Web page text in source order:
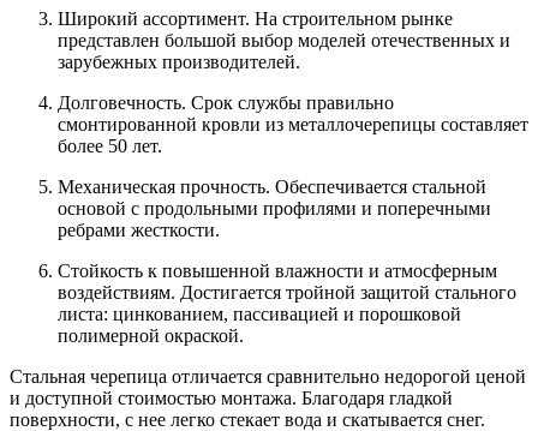
Широкий ассортимент. На строительном рынке
представлен большой выбор моделей отечественных и
зарубежных производителей.
Долговечность. Срок службы правильно
смонтированной кровли из металлочерепицы составляет
более 50 лет.
Механическая прочность. Обеспечивается стальной
основой с продольными профилями и поперечными
ребрами жесткости.
Стойкость к повышенной влажности и атмосферным
воздействиям. Достигается тройной защитой стального
листа: цинкованием, пассивацией и порошковой
полимерной окраской.
Стальная черепица отличается сравнительно недорогой ценой
и доступной стоимостью монтажа. Благодаря гладкой
поверхности, с нее легко стекает вода и скатывается снег.